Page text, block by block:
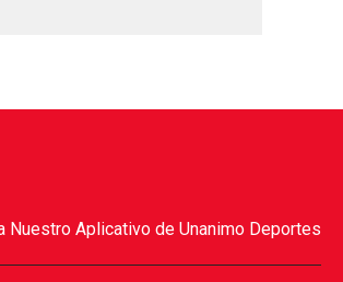
Nuestro Aplicativo de Unanimo Deportes